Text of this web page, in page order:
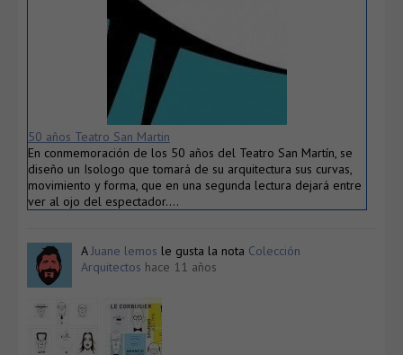
50 años Teatro San Martin
En conmemoración de los 50 años del Teatro San Martín, se
diseño un Isologo que tomará de su arquitectura sus curvas,
movimiento y forma, que en una segunda lectura dejará entre
ver al ojo del espectador….
AJuane lemos le gusta la nota Colección
Arquitectos hace 11 años